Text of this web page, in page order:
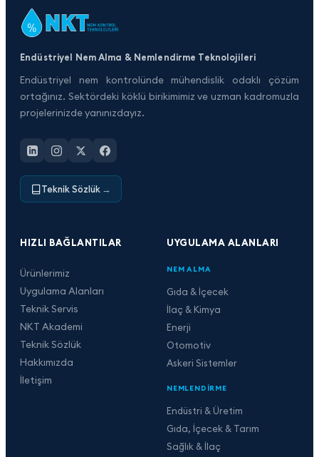
Endüstriyel Nem Alma & Nemlendirme Teknolojileri
Endüstriyel nem kontrolünde mühendislik odaklı çözüm
ortağınız. Sektördeki köklü birikimimiz ve uzman kadromuzla
projelerinizde yanınızdayız.
Teknik Sözlük →
HIZLI BAĞLANTILAR
Ürünlerimiz
Uygulama Alanları
Teknik Servis
NKT Akademi
Teknik Sözlük
Hakkımızda
İletişim
UYGULAMA ALANLARI
NEM ALMA
Gıda & İçecek
İlaç & Kimya
Enerji
Otomotiv
Askeri Sistemler
NEMLENDIRME
Endüstri & Üretim
Gıda, İçecek & Tarım
Sağlık & İlaç